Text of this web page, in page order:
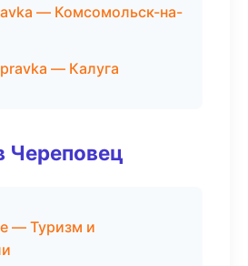
— Комсомольск-на-
— Калуга
Череповец
— Туризм и